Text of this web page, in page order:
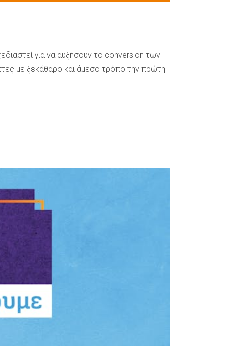
για να αυξήσουν το conversion των
με ξεκάθαρο και άμεσο τρόπο την πρώτη